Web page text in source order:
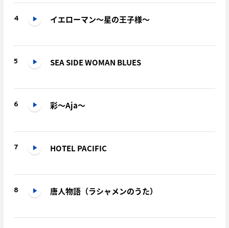
4 イエローマン～星の王子様～
5 SEA SIDE WOMAN BLUES
6 彩～Aja～
7 HOTEL PACIFIC
8 唐人物語（ラシャメンのうた）